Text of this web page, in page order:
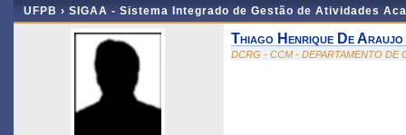
UFPB › SIGAA - Sistema Integrado de Gestão de Atividades
Thiago Henrique De
DCRG - CCM - DEPARTAMENTO DE